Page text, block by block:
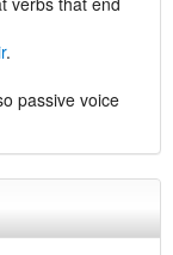
.
passive voice